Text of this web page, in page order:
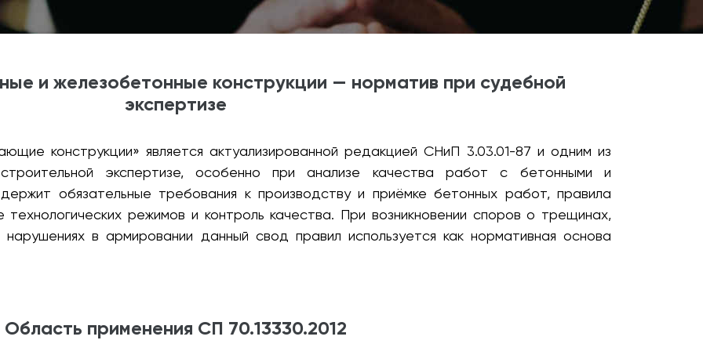
и железобетонные конструкции — норматив при судебной
экспертизе
конструкции» является актуализированной редакцией СНиП 3.03.01-87 и одним из
экспертизе, особенно при анализе качества работ с бетонными и
обязательные требования к производству и приёмке бетонных работ, правила
режимов и контроль качества. При возникновении споров о трещинах,
в армировании данный свод правил используется как нормативная основа
Область применения СП 70.13330.2012